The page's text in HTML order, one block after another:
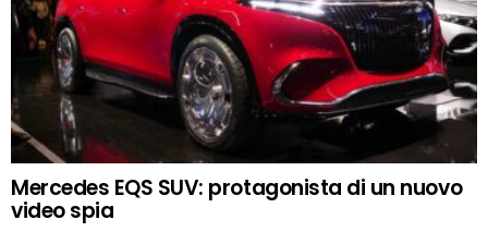
Mercedes EQS SUV: protagonista di un nuovo
video spia